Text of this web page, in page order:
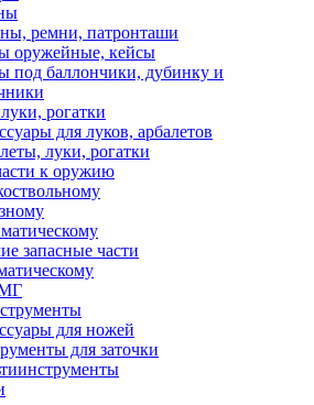
ремни, патронташи
оружейные, кейсы
под баллончики, дубинку и
рогатки
для луков, арбалетов
луки, рогатки
к оружию
запасные части
для ножей
для заточки